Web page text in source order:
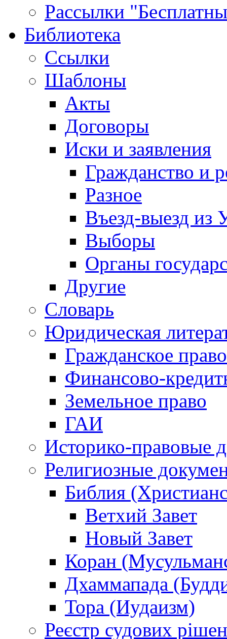
Рассылки
Библиотека
Ссылки
Шаблоны
Акты
Договоры
Иски и заявления
Гражданство и
Разное
Въезд-выезд из
Выборы
Органы
Другие
Словарь
Юридическая
Гражданское право
Финансово-
Земельное право
ГАИ
Историко-правовые
Религиозные
Библия
Ветхий Завет
Новый Завет
Коран
Дхаммапада
Тора (Иудаизм)
Реєстр судових